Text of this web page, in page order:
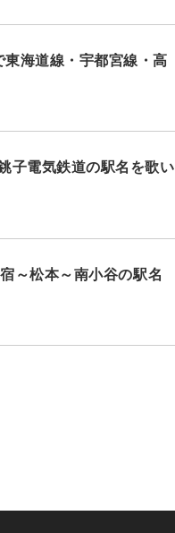
東海道線・宇都宮線・高
子電気鉄道の駅名を歌い
～松本～南小谷の駅名